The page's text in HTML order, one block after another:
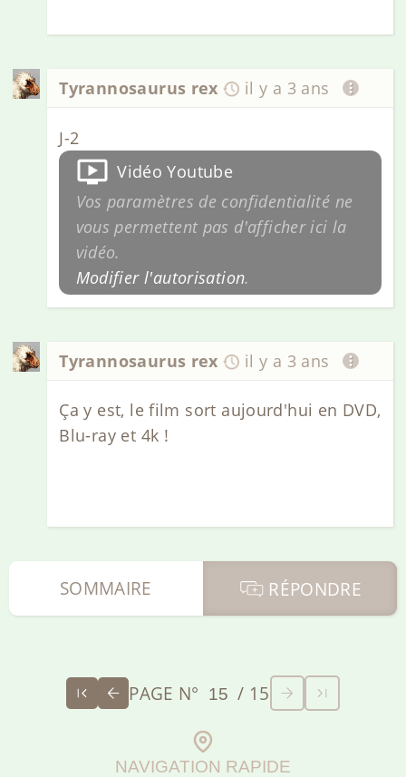
Tyrannosaurus rex il y a 3 ans
J-2
Vidéo Youtube
Vos paramètres de confidentialité ne
vous permettent pas d'afficher ici la
vidéo.
Modifier l'autorisation.
Tyrannosaurus rex il y a 3 ans
Ça y est, le film sort aujourd'hui en DVD,
Blu-ray et 4k !
RÉPONDRE
SOMMAIRE
PAGE N° / 15
NAVIGATION RAPIDE